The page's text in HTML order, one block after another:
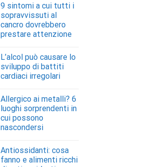
9 sintomi a cui tutti i
sopravvissuti al
cancro dovrebbero
prestare attenzione
L’alcol può causare lo
sviluppo di battiti
cardiaci irregolari
Allergico ai metalli? 6
luoghi sorprendenti in
cui possono
nascondersi
Antiossidanti: cosa
fanno e alimenti ricchi